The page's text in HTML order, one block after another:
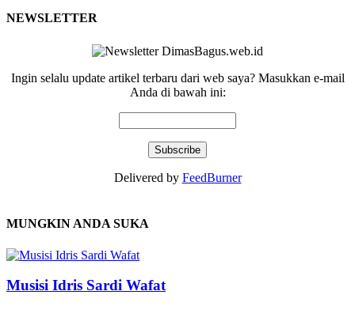
NEWSLETTER
Ingin selalu update artikel terbaru dari web saya? Masukkan e-mail
Anda di bawah ini:
Delivered by FeedBurner
MUNGKIN ANDA SUKA
Musisi Idris Sardi Wafat